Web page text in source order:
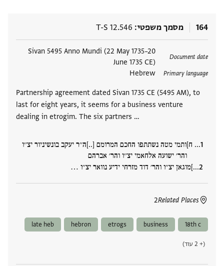
164 מסמך משפטי T-S 12.546
Document date
Sivan 5495 Anno Mundi (22 May 1735–20
June 1735 CE)
Primary language
Hebrew
Partnership agreement dated Sivan 1735 CE (5495 AM), to
last for eight years, it seems for a business venture
dealing in etrogim. The six partners …
... ח]ותמי מטה נשתתפו החכם המרומם [..]ה׳׳ר יעקב בונשיניור יצ׳׳ו
והר׳ ישועה אלחאמי יצ׳׳ו והר׳ אברהם
...]מוגאן יצ׳׳ו והר׳ דוד מזרחי ידיע נוואר יצ׳׳ו ‮…
Related Places
2
18th c
business
etrogs
hebron
late heb
(+ 2 עוד)